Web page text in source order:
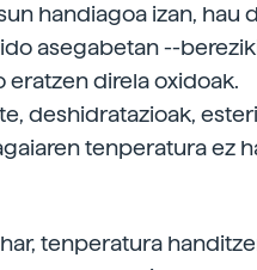
handiagoa izan, hau
asegabetan --
direla oxidoak.
deshidratazioak,
tenperatura ez
tenperatura